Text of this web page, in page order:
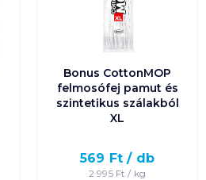
Bonus CottonMOP
felmosófej pamut és
szintetikus szálakból
XL
569 Ft / db
2 995Ft / kg